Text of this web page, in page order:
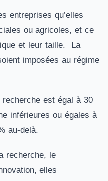
entreprises qu’elles
ou agricoles, et ce
et leur taille. La
imposées au régime
recherche est égal à 30
inférieures ou égales à
au-delà.
recherche, le
elles